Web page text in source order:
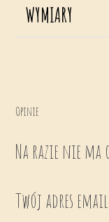
WYMIARY
Opinie
Na razie nie
Twój adres